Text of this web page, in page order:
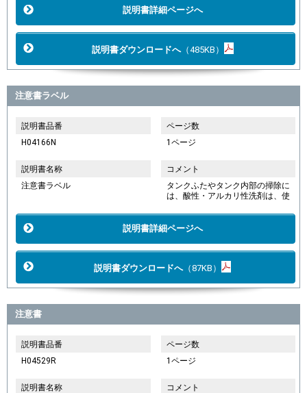
説明書詳細ページへ
説明書ダウンロードへ（485KB）
注意書ラベル
説明書品番
H04166N
ページ数
1ページ
説明書名称
注意書ラベル
コメント
タンクふたやタンク内部の掃除に
は、酸性・アルカリ性洗剤は、使
説明書詳細ページへ
説明書ダウンロードへ（87KB）
注意書
説明書品番
H04529R
ページ数
1ページ
説明書名称
コメント